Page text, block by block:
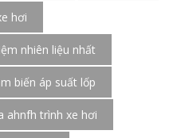
hơi
nhiên liệu nhất
biến áp suất lốp
ahnfh trình xe hơi